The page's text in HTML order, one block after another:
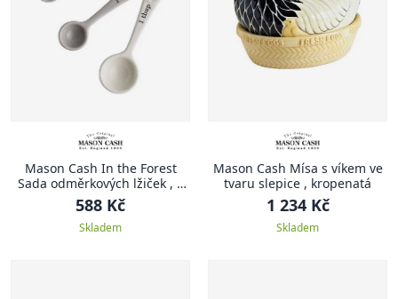
Mason Cash In the Forest
Sada odměrkových lžiček , 4
ks, bílá
588 Kč
Skladem
Mason Cash Mísa s víkem ve
tvaru slepice , kropenatá
1 234 Kč
Skladem